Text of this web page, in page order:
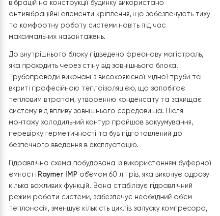
насоса Raymer RAY-18DS2-EVI
Наступним етапом реалізації проєкту став монтаж
внутрішнього блоку теплового насоса
18DS2-EVI
, який є основним елементом гідравлічної
частини всієї системи опалення. Саме гідромодуль
відповідає за передачу теплової енергії від
блоку до системи опалення будинку, керування
обладнання та підтримання заданих параметрів
теплоносія.
Внутрішній блок було встановлено у спеціально
підготовленому технічному приміщенні — котельні, де
система очищення води, розширювальний бак,
ємність, запірна арматура, циркуляційні насоси,
автоматика та вузли фільтрації. Таке компонування
дозволяє компактно розмістити всі елементи системи,